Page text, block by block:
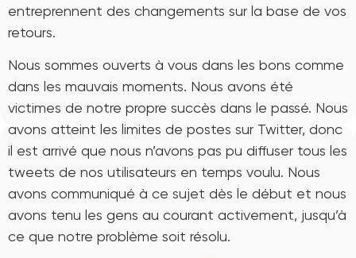
entreprennent des changements sur la base de vos
retours.
Nous sommes ouverts à vous dans les bons comme
dans les mauvais moments. Nous avons été
victimes de notre propre succès dans le passé. Nous
avons atteint les limites de postes sur Twitter, donc
il est arrivé que nous n’avons pas pu diffuser tous les
tweets de nos utilisateurs en temps voulu. Nous
avons communiqué à ce sujet dès le début et nous
avons tenu les gens au courant activement, jusqu’à
ce que notre problème soit résolu.